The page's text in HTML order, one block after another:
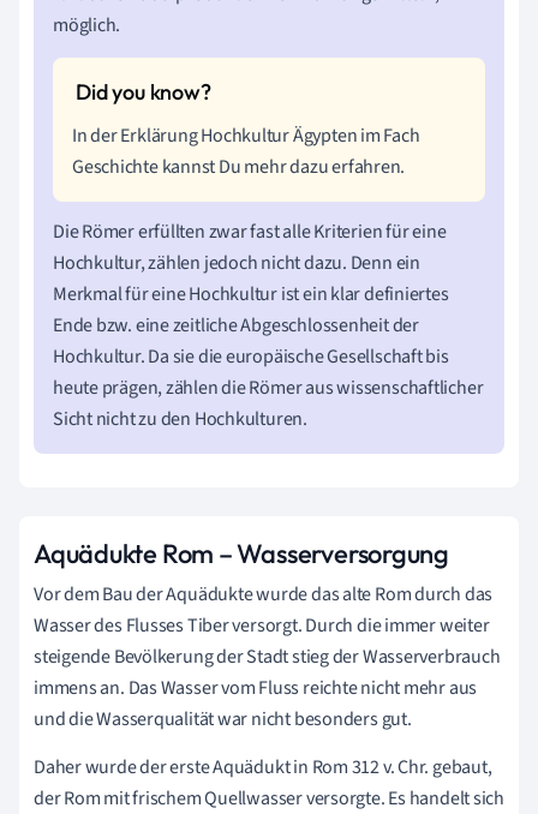
möglich.
In der Erklärung Hochkultur Ägypten im Fach
Geschichte kannst Du mehr dazu erfahren.
Die Römer erfüllten zwar fast alle Kriterien für eine
Hochkultur, zählen jedoch nicht dazu. Denn ein
Merkmal für eine Hochkultur ist ein klar definiertes
Ende bzw. eine zeitliche Abgeschlossenheit der
Hochkultur. Da sie die europäische Gesellschaft bis
heute prägen, zählen die Römer aus wissenschaftlicher
Sicht nicht zu den Hochkulturen.
Aquädukte Rom – Wasserversorgung
Vor dem Bau der Aquädukte wurde das alte Rom durch das
Wasser des Flusses Tiber versorgt. Durch die immer weiter
steigende Bevölkerung der Stadt stieg der Wasserverbrauch
immens an. Das Wasser vom Fluss reichte nicht mehr aus
und die Wasserqualität war nicht besonders gut.
Daher wurde der erste Aquädukt in Rom 312 v. Chr. gebaut,
der Rom mit frischem Quellwasser versorgte. Es handelt sich